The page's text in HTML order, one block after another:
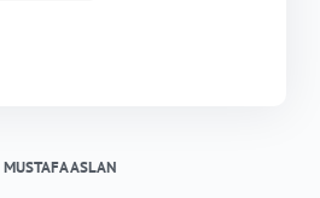
MUSTAFA ASLAN